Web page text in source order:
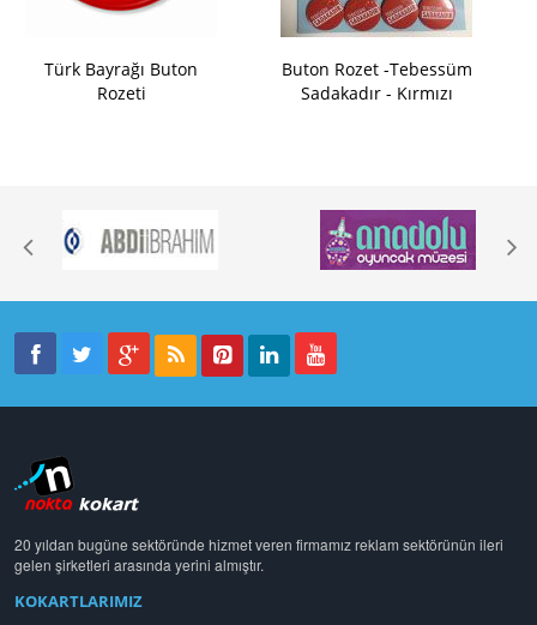
Türk Bayrağı Buton
Rozeti
Buton Rozet -Tebessüm
Sadakadır - Kırmızı
20 yıldan bugüne sektöründe hizmet veren firmamız reklam sektörünün ileri
gelen şirketleri arasında yerini almıştır.
KOKARTLARIMIZ